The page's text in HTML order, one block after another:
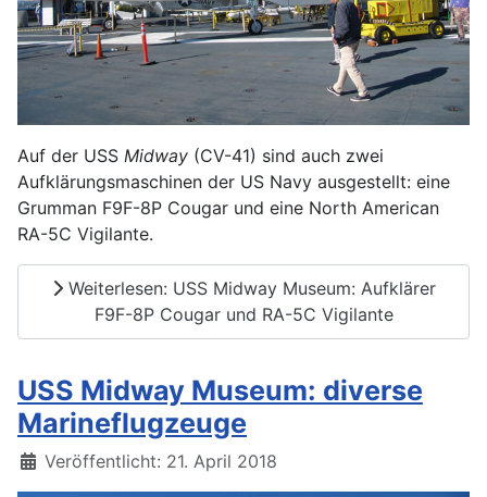
Auf der USS Midway (CV-41) sind auch zwei
Aufklärungsmaschinen der US Navy ausgestellt: eine
Grumman F9F-8P Cougar und eine North American
RA-5C Vigilante.
Weiterlesen: USS Midway Museum: Aufklärer
F9F-8P Cougar und RA-5C Vigilante
USS Midway Museum: diverse
Marineflugzeuge
Details
Veröffentlicht: 21. April 2018